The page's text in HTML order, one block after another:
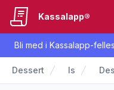
Bli med i Kassalapp-
Kassalapp®
Dessert Is